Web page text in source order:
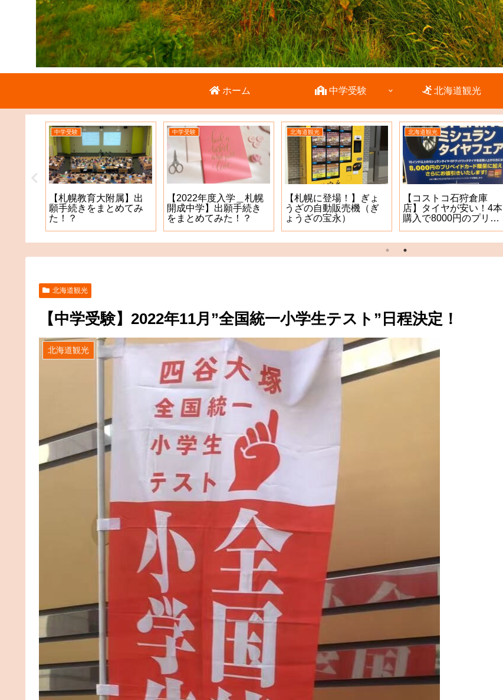
ホーム 中学受験 北海道観光
中学受験
【札幌教育大附属】出
願手続きをまとめてみ
た！？
中学受験
【2022年度入学＿札幌
開成中学】出願手続き
をまとめてみた！？
北海道観光
【札幌に登場！】ぎょ
うざの自動販売機（ぎ
ょうざの宝永）
北海道観光
【コストコ石狩倉庫
店】タイヤが安い！4本
購入で8000円のプリペ
北海道観光
【中学受験】2022年11月”全国統一小学生テスト”日程決定！
北海道観光